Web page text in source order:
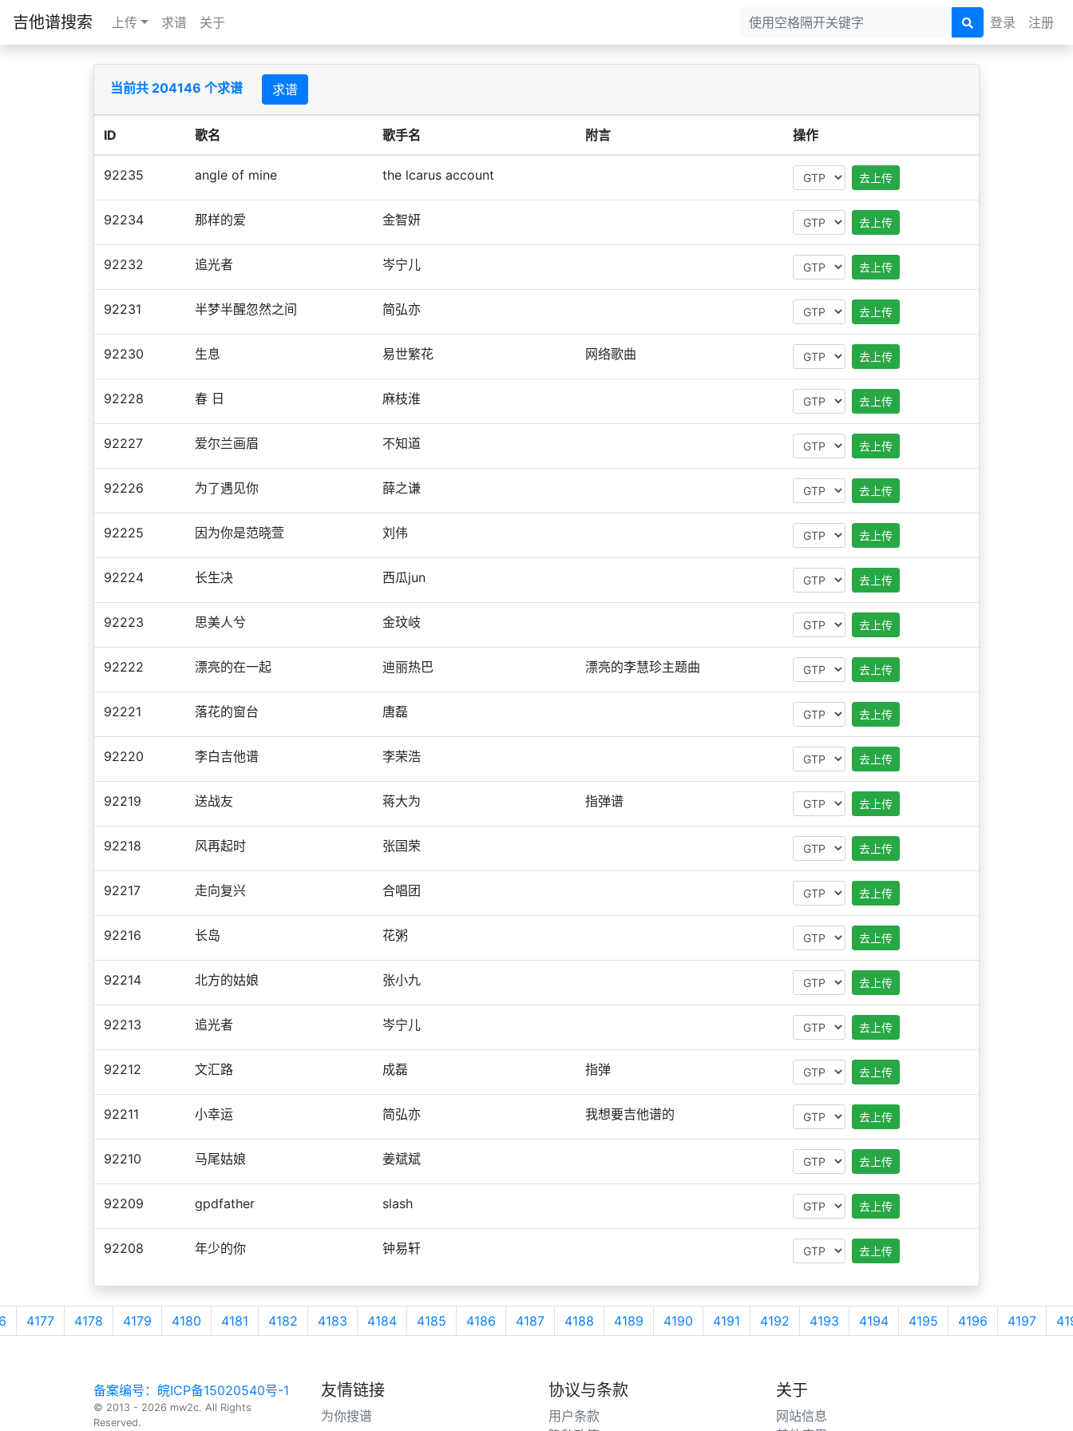
吉他谱搜索 上传 求谱 关于 登录 注册
当前共 204146 个求谱 求谱
ID 歌名 歌手名 附言 操作
92235 angle of mine the lcarus account 去上传
92234 那样的爱 金智妍 去上传
92232 追光者 岑宁儿 去上传
92231 半梦半醒忽然之间 简弘亦 去上传
92230 生息 易世繁花 网络歌曲 去上传
92228 春 日 麻枝淮 去上传
92227 爱尔兰画眉 不知道 去上传
92226 为了遇见你 薛之谦 去上传
92225 因为你是范晓萱 刘伟 去上传
92224 长生决 西瓜jun 去上传
92223 思美人兮 金玟岐 去上传
92222 漂亮的在一起 迪丽热巴 漂亮的李慧珍主题曲 去上传
92221 落花的窗台 唐磊 去上传
92220 李白吉他谱 李荣浩 去上传
92219 送战友 蒋大为 指弹谱 去上传
92218 风再起时 张国荣 去上传
92217 走向复兴 合唱团 去上传
92216 长岛 花粥 去上传
92214 北方的姑娘 张小九 去上传
92213 追光者 岑宁儿 去上传
92212 文汇路 成磊 指弹 去上传
92211 小幸运 简弘亦 我想要吉他谱的 去上传
92210 马尾姑娘 姜斌斌 去上传
92209 gpdfather slash 去上传
92208 年少的你 钟易轩 去上传
4177 4178 4179 4180 4181 4182 4183 4184 4185 4186 4187 4188 4189 4190 4191 4192 4193 4194 4195 4196 4197
备案编号：皖ICP备15020540号-1
© 2013 - 2026 mw2c. All Rights
Reserved.
友情链接
为你搜谱
协议与条款
用户条款
关于
网站信息